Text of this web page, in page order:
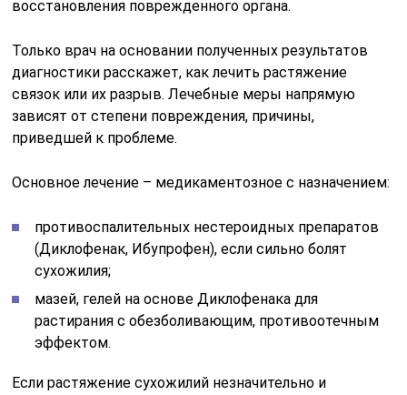
восстановления поврежденного органа.
Только врач на основании полученных результатов
диагностики расскажет, как лечить растяжение
связок или их разрыв. Лечебные меры напрямую
зависят от степени повреждения, причины,
приведшей к проблеме.
Основное лечение – медикаментозное с назначением:
противоспалительных нестероидных препаратов
(Диклофенак, Ибупрофен), если сильно болят
сухожилия;
мазей, гелей на основе Диклофенака для
растирания с обезболивающим, противоотечным
эффектом.
Если растяжение сухожилий незначительно и